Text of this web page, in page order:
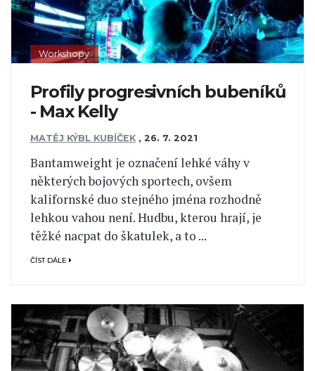
Workshopy
Profily progresivních bubeníků
- Max Kelly
MATĚJ KÝBL KUBÍČEK , 26. 7. 2021
Bantamweight je označení lehké váhy v
některých bojových sportech, ovšem
kalifornské duo stejného jména rozhodně
lehkou vahou není. Hudbu, kterou hrají, je
těžké nacpat do škatulek, a to ...
ČÍST DÁLE